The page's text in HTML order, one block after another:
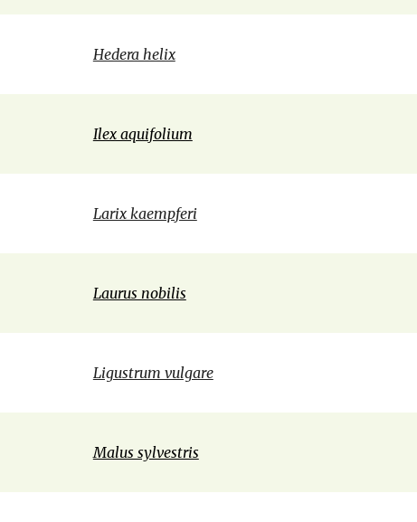
Hedera helix
Ilex aquifolium
Larix kaempferi
Laurus nobilis
Ligustrum vulgare
Malus sylvestris